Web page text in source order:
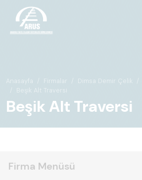
Anasayfa Firmalar Dimsa Demir Çelik
Beşik Alt Traversi
Beşik Alt Traversi
Firma Menüsü